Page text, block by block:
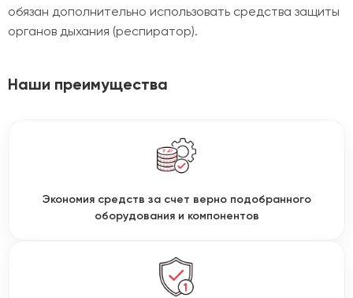
обязан дополнительно использовать средства защиты
органов дыхания (респиратор).
Наши преимущества
Экономия средств за счет верно подобранного
оборудования и компонентов